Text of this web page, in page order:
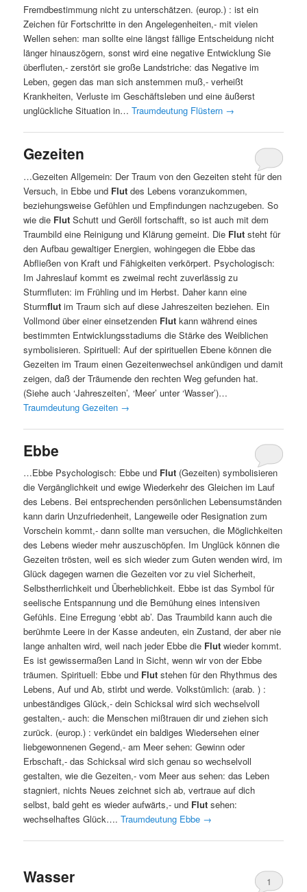
Fremdbestimmung nicht zu unterschätzen. (europ.) : ist ein
Zeichen für Fortschritte in den Angelegenheiten,- mit vielen
Wellen sehen: man sollte eine längst fällige Entscheidung nicht
länger hinauszögern, sonst wird eine negative Entwicklung Sie
überfluten,- zerstört sie große Landstriche: das Negative im
Leben, gegen das man sich anstemmen muß,- verheißt
Krankheiten, Verluste im Geschäftsleben und eine äußerst
unglückliche Situation in…Traumdeutung Flüstern →
Gezeiten
…Gezeiten Allgemein: Der Traum von den Gezeiten steht für den
Versuch, in Ebbe und Flut des Lebens voranzukommen,
beziehungsweise Gefühlen und Empfindungen nachzugeben. So
wie die Flut Schutt und Geröll fortschafft, so ist auch mit dem
Traumbild eine Reinigung und Klärung gemeint. Die Flut steht für
den Aufbau gewaltiger Energien, wohingegen die Ebbe das
Abfließen von Kraft und Fähigkeiten verkörpert. Psychologisch:
Im Jahreslauf kommt es zweimal recht zuverlässig zu
Sturmfluten: im Frühling und im Herbst. Daher kann eine
Sturmflut im Traum sich auf diese Jahreszeiten beziehen. Ein
Vollmond über einer einsetzenden Flut kann während eines
bestimmten Entwicklungsstadiums die Stärke des Weiblichen
symbolisieren. Spirituell: Auf der spirituellen Ebene können die
Gezeiten im Traum einen Gezeitenwechsel ankündigen und damit
zeigen, daß der Träumende den rechten Weg gefunden hat.
(Siehe auch ‘Jahreszeiten’, ‘Meer’ unter ‘Wasser’)…
Traumdeutung Gezeiten →
Ebbe
…Ebbe Psychologisch: Ebbe und Flut (Gezeiten) symbolisieren
die Vergänglichkeit und ewige Wiederkehr des Gleichen im Lauf
des Lebens. Bei entsprechenden persönlichen Lebensumständen
kann darin Unzufriedenheit, Langeweile oder Resignation zum
Vorschein kommt,- dann sollte man versuchen, die Möglichkeiten
des Lebens wieder mehr auszuschöpfen. Im Unglück können die
Gezeiten trösten, weil es sich wieder zum Guten wenden wird, im
Glück dagegen warnen die Gezeiten vor zu viel Sicherheit,
Selbstherrlichkeit und Überheblichkeit. Ebbe ist das Symbol für
seelische Entspannung und die Bemühung eines intensiven
Gefühls. Eine Erregung ‘ebbt ab’. Das Traumbild kann auch die
berühmte Leere in der Kasse andeuten, ein Zustand, der aber nie
lange anhalten wird, weil nach jeder Ebbe die Flut wieder kommt.
Es ist gewissermaßen Land in Sicht, wenn wir von der Ebbe
träumen. Spirituell: Ebbe und Flut stehen für den Rhythmus des
Lebens, Auf und Ab, stirbt und werde. Volkstümlich: (arab. ) :
unbeständiges Glück,- dein Schicksal wird sich wechselvoll
gestalten,- auch: die Menschen mißtrauen dir und ziehen sich
zurück. (europ.) : verkündet ein baldiges Wiedersehen einer
liebgewonnenen Gegend,- am Meer sehen: Gewinn oder
Erbschaft,- das Schicksal wird sich genau so wechselvoll
gestalten, wie die Gezeiten,- vom Meer aus sehen: das Leben
stagniert, nichts Neues zeichnet sich ab, vertraue auf dich
selbst, bald geht es wieder aufwärts,- und Flut sehen:
wechselhaftes Glück….Traumdeutung Ebbe →
Wasser 1